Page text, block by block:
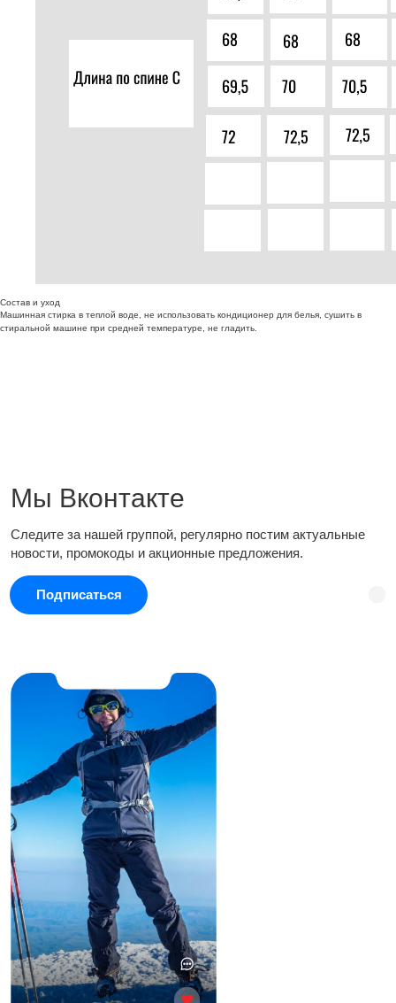
Состав и уход
Машинная стирка в теплой воде, не использовать кондиционер для белья, сушить в
стиральной машине при средней температуре, не гладить.
Следите за нашей группой, регулярно постим актуальные
новости, промокоды и акционные предложения.
Подписаться
Мужская одежда
Женская одежда
Снаряжение
Аксессуары
Информация
О компании
Оплата
Сотрудничество
Опотовым покупателям
Компаниям
Магазины
+7 (963) 127-33-64
Вопросы и предложения
moska@moska.su
© 2024 MOSKA. All Rights Reserved.